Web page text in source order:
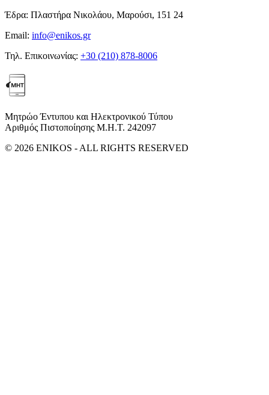
Έδρα: Πλαστήρα Νικολάου, Μαρούσι, 151 24
Email: info@enikos.gr
Τηλ. Επικοινωνίας: +30 (210) 878-8006
Μητρώο Έντυπου και Ηλεκτρονικού Τύπου
Αριθμός Πιστοποίησης Μ.Η.Τ. 242097
© 2026 ENIKOS - ALL RIGHTS RESERVED